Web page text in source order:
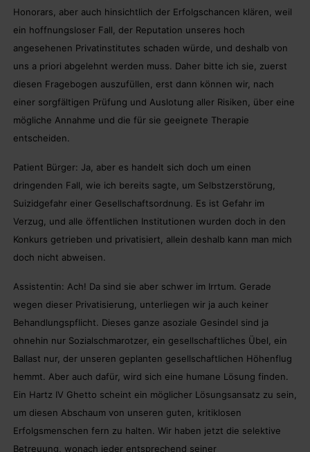
Honorars, aber auch hinsichtlich der Erfolgschancen klären, weil
ein hoffnungsloser Fall, der Reputation unseres hoch
angesehenen Privatinstitutes schaden würde, und deshalb von
uns a priori abgelehnt werden muss. Daher bitte ich sie, zuerst
diesen Fragebogen auszufüllen, erst dann können wir, nach
einer sorgfältigen Prüfung und Auslotung aller Risiken, über eine
mögliche Annahme und die für sie geeignete Therapie
entscheiden.
Patient Bürger: Ja, aber es handelt sich doch um einen
dringenden Fall, wie ich bereits sagte, um Selbstzerstörung,
Suizidgefahr einer Gesellschaftsordnung. Es ist Gefahr im
Verzug, und alle öffentlichen Institutionen wurden doch in den
Konkurs getrieben und privatisiert, allein deshalb kann man mich
doch nicht abweisen.
Assistentin: Ach! Da sind sie aber schwer im Irrtum. Gerade
wegen dieser Privatisierung, unterliegen wir ja auch keiner
Behandlungspflicht. Dieses ganze asoziale Gesindel sind ja
ohnehin nur Sozialschmarotzer, ein gesellschaftliches Übel, ein
Ballast nur, der unseren geplanten gesellschaftlichen Höhenflug
hemmt. Aber auch dafür, wird sich eine humane Lösung finden.
Ein Hartz IV Ghetto scheint ein möglicher Lösungsansatz zu sein,
um diesen Abschaum von unseren guten, kritiklosen
Erfolgsmenschen fern zu halten. Wir haben jetzt die selektive
Betreuung, wonach jeder entsprechend seiner